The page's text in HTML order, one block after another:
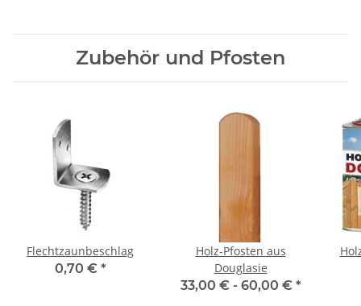
Zubehör und Pfosten
Flechtzaunbeschlag
0,70 € *
Holz-Pfosten aus
Douglasie
33,00 € - 60,00 € *